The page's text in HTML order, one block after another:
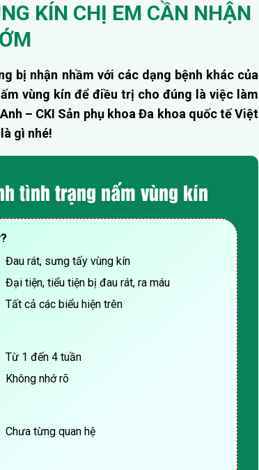
KÍN CHỊ EM CẦN NHẬN
bị nhận nhầm với các dạng bệnh khác của
vùng kín để điều trị cho đúng là việc làm
– CKI Sản phụ khoa Đa khoa quốc tế Việt
gì nhé!
tình trạng nấm vùng kín
Đau rát, sưng tấy vùng kín
Đại tiện, tiểu tiện bị đau rát, ra máu
Tất cả các biểu hiện trên
Từ 1 đến 4 tuần
Không nhớ rõ
Chưa từng quan hệ